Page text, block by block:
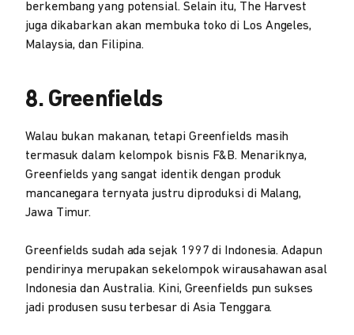
berkembang yang potensial. Selain itu, The Harvest
juga dikabarkan akan membuka toko di Los Angeles,
Malaysia, dan Filipina.
8. Greenfields
Walau bukan makanan, tetapi Greenfields masih
termasuk dalam kelompok bisnis F&B. Menariknya,
Greenfields yang sangat identik dengan produk
mancanegara ternyata justru diproduksi di Malang,
Jawa Timur.
Greenfields sudah ada sejak 1997 di Indonesia. Adapun
pendirinya merupakan sekelompok wirausahawan asal
Indonesia dan Australia. Kini, Greenfields pun sukses
jadi produsen susu terbesar di Asia Tenggara.